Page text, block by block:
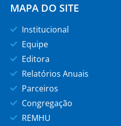
MAPA DO SITE
Institucional
Equipe
Editora
Relatórios Anuais
Parceiros
Congregação
REMHU